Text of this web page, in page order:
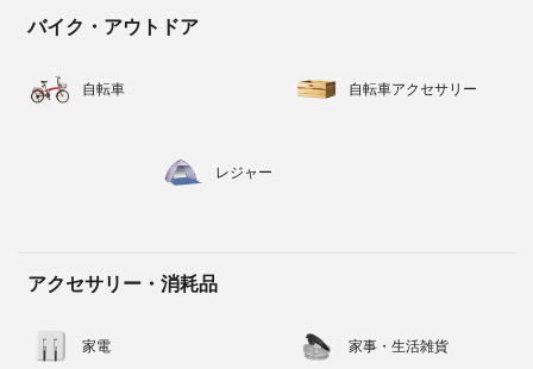
バイク・アウトドア
自転車 自転車アクセサリー
レジャー
アクセサリー・消耗品
家電 家事・生活雑貨